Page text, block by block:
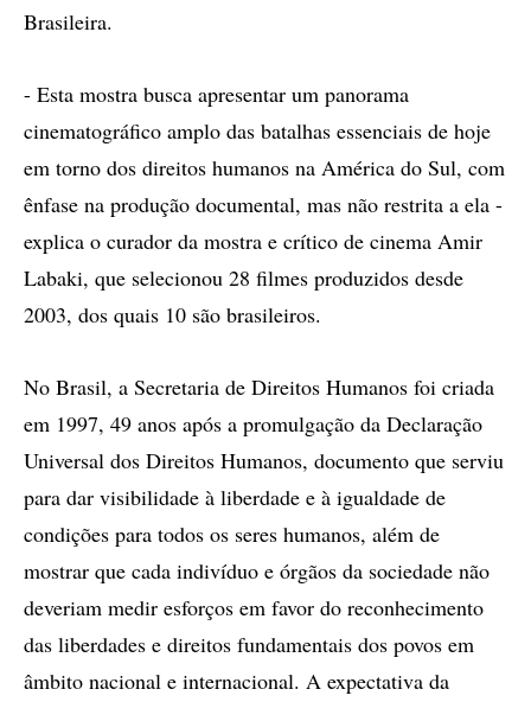
Brasileira.
- Esta mostra busca apresentar um panorama
cinematográfico amplo das batalhas essenciais de hoje
em torno dos direitos humanos na América do Sul, com
ênfase na produção documental, mas não restrita a ela -
explica o curador da mostra e crítico de cinema Amir
Labaki, que selecionou 28 filmes produzidos desde
2003, dos quais 10 são brasileiros.
No Brasil, a Secretaria de Direitos Humanos foi criada
em 1997, 49 anos após a promulgação da Declaração
Universal dos Direitos Humanos, documento que serviu
para dar visibilidade à liberdade e à igualdade de
condições para todos os seres humanos, além de
mostrar que cada indivíduo e órgãos da sociedade não
deveriam medir esforços em favor do reconhecimento
das liberdades e direitos fundamentais dos povos em
âmbito nacional e internacional. A expectativa da